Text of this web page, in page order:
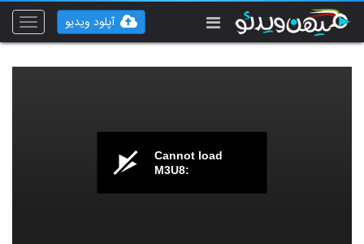
Toggle
آپلود ویدیو
Cannot load
M3U8: